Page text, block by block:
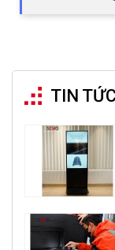
TIN